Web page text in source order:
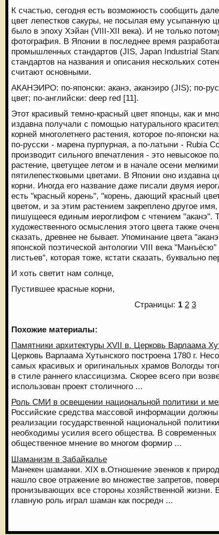
К счастью, сегодня есть возможность сообщить
цвет лепестков сакуры, не посылая ему усыпанную
было в эпоху Хэйан (VIII-XII века). И не только
фотография. В Японии в последнее время
промышленных стандартов (JIS, Japan Industrial
стандартов на названия и описания нескольких
считают основными.
АКАНЭИРО: по-японски: аканэ, аканэиро (JIS); по-
цвет; по-английски: deep red [11].
Этот красивый темно-красный цвет японцы, как и
издавна получали с помощью натурального
корней многолетнего растения, которое по-японски
по-русски - марена пурпурная, а по-латыни - Rubia
производит сильного впечатления - это невысокое
растение, цветущее летом и в начале осени
пятилепестковыми цветами. В Японии оно издавна
корни. Иногда его название даже писали двумя
есть "красный корень", "корень, дающий красный
цветом, и за этим растением закреплено другое
пишущееся единым иероглифом с чтением "аканэ".
художественного осмысления этого цвета также
сказать, древнее не бывает. Упоминание цвета
японской поэтической антологии VIII века
листьев", которая тоже, кстати сказать, буквально
И хоть светит нам солнце,
Пустившее красные корни,
Страницы: 1 2 3
Похожие материалы:
Памятники архитектуры XVII в. Церковь Варлаама
Церковь Варлаама Хутынского построена 1780 г.
самых красивых и оригинальных храмов Вологды
в стиле раннего классицизма. Скорее всего при
использован проект столичного ...
Роль СМИ в освещении национальной политики и
Российские средства массовой информации должны
реализации государственной национальной
необходимы усилия всего общества. В современных
общественное мнение во многом формир ...
Шаманизм в Забайкалье
Манекен шаманки. XIX в.Отношение эвенков к
нашло свое отражение во множестве запретов,
пронизывающих все стороны хозяйственной жизни.
главную роль играл шаман как посредн ...